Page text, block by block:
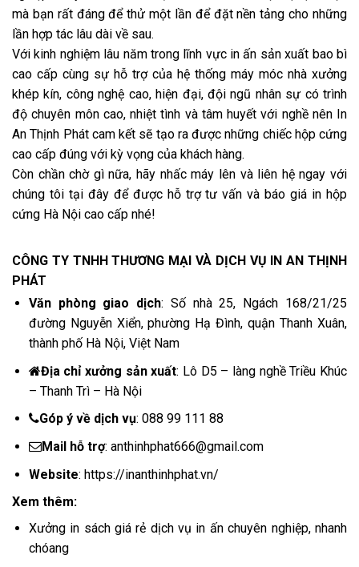
mà bạn rất đáng để thử một lần để đặt nền tảng cho những
lần hợp tác lâu dài về sau.
Với kinh nghiệm lâu năm trong lĩnh vực in ấn sản xuất bao bì
cao cấp cùng sự hỗ trợ của hệ thống máy móc nhà xưởng
khép kín, công nghệ cao, hiện đại, đội ngũ nhân sự có trình
độ chuyên môn cao, nhiệt tình và tâm huyết với nghề nên In
An Thịnh Phát cam kết sẽ tạo ra được những chiếc hộp cứng
cao cấp đúng với kỳ vọng của khách hàng.
Còn chần chờ gì nữa, hãy nhấc máy lên và liên hệ ngay với
chúng tôi tại đây để được hỗ trợ tư vấn vàbáo giá in hộp
cứng Hà Nội cao cấp nhé!
CÔNG TY TNHH THƯƠNG MẠI VÀ DỊCH VỤ IN AN THỊNH
PHÁT
Văn phòng giao dịch: Số nhà 25, Ngách 168/21/25
đường Nguyễn Xiển, phường Hạ Đình, quận Thanh Xuân,
thành phố Hà Nội, Việt Nam
Địa chỉ xưởng sản xuất: Lô D5 – làng nghề Triều Khúc
– Thanh Trì – Hà Nội
Góp ý về dịch vụ: 088 99 111 88
Mail hỗ trợ: anthinhphat666@gmail.com
Website: https://inanthinhphat.vn/
Xem thêm:
Xưởng in sách giá rẻ dịch vụ in ấn chuyên nghiệp, nhanh
chóang